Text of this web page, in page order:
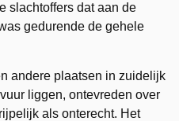
slachtoffers dat aan de
gedurende de gehele
andere plaatsen in zuidelijk
liggen, ontevreden over
als onterecht. Het